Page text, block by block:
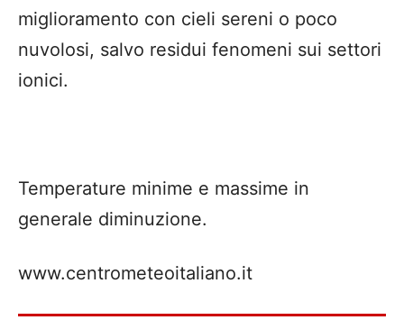
miglioramento con cieli sereni o poco
nuvolosi, salvo residui fenomeni sui settori
ionici.
Temperature minime e massime in
generale diminuzione.
www.centrometeoitaliano.it